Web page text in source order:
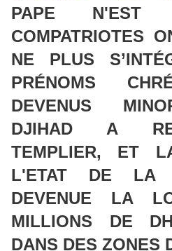
PAPE N'EST
COMPATRIOTES
NE PLUS
PRÉNOMS
DEVENUS
DJIHAD A
TEMPLIER, ET
L'ETAT DE LA
DEVENUE LA
MILLIONS DE
DANS DES ZONES